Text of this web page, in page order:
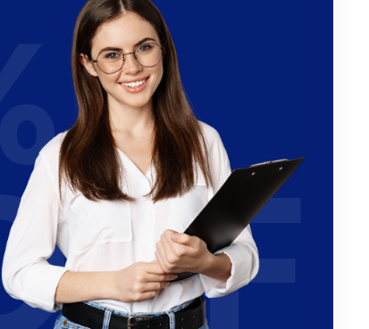
%
OFF